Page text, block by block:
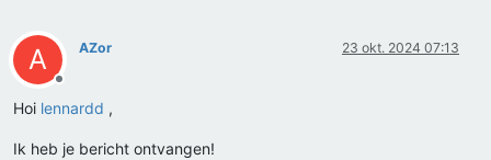
A
Offline
AZor 23 okt. 2024 07:13
Hoi lennardd ,
Ik heb je bericht ontvangen!